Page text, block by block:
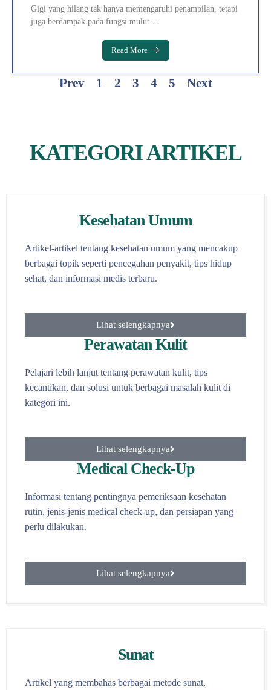
Gigi yang hilang tak hanya memengaruhi penampilan, tetapi
juga berdampak pada fungsi mulut …
Read More
Prev 1 2 3 4 5 Next
KATEGORI ARTIKEL
Kesehatan Umum
Artikel-artikel tentang kesehatan umum yang mencakup
berbagai topik seperti pencegahan penyakit, tips hidup
sehat, dan informasi medis terbaru.
Lihat selengkapnya
Perawatan Kulit
Pelajari lebih lanjut tentang perawatan kulit, tips
kecantikan, dan solusi untuk berbagai masalah kulit di
kategori ini.
Lihat selengkapnya
Medical Check-Up
Informasi tentang pentingnya pemeriksaan kesehatan
rutin, jenis-jenis medical check-up, dan persiapan yang
perlu dilakukan.
Lihat selengkapnya
Sunat
Artikel yang membahas berbagai metode sunat,